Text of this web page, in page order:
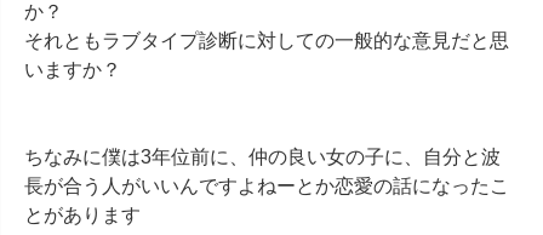
か？
それともラブタイプ診断に対しての一般的な意見だと思
いますか？
ちなみに僕は3年位前に、仲の良い女の子に、自分と波
長が合う人がいいんですよねーとか恋愛の話になったこ
とがあります